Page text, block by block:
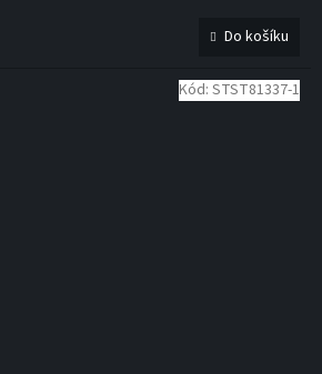
Do košíku
Kód: STST81337-1